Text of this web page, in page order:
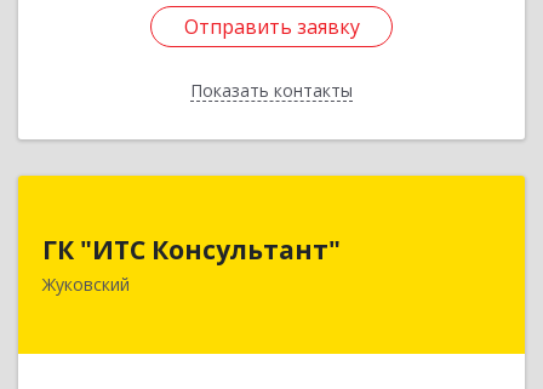
Отправить заявку
Показать контакты
Отправить заявку
Назад
ГК "ИТС Консультант"
Жуковский
140181, Московская обл, Жуковский г,
Ломоносова ул, дом № 29А, этаж 2, пом.3
Подробнее